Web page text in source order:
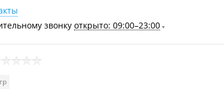
звонку открыто: 09:00–23:00